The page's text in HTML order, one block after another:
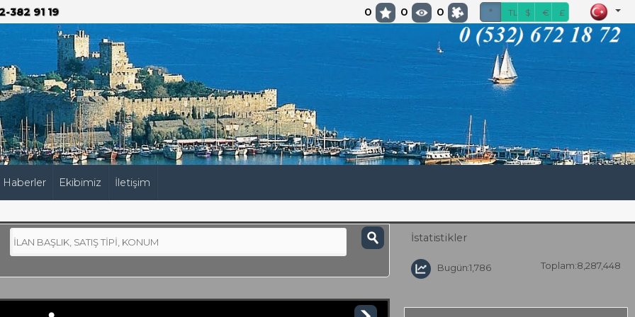
382 91 19 0 0 0 * TL $ € £
Haberler Ekibimiz İletişim
İstatistikler
Bugün:1,786 Toplam:8,287,448